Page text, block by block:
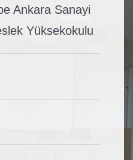
Ankara Sanayi
Yüksekokulu